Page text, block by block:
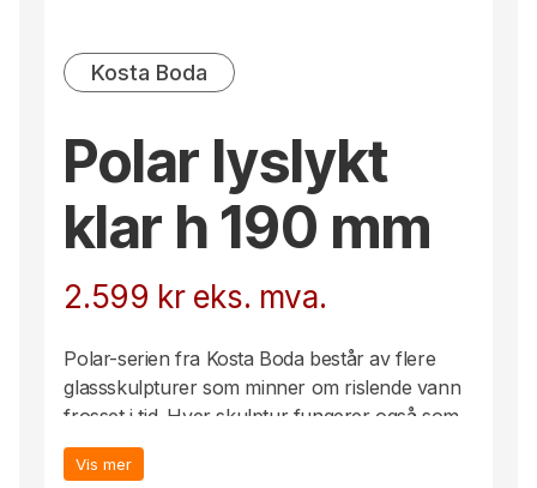
Kosta Boda
Polar lyslykt
klar h 190 mm
2.599 kr eks. mva.
Polar-serien fra Kosta Boda består av flere
glassskulpturer som minner om rislende vann
frosset i tid. Hver skulptur fungerer også som
en lyslykt, hvor det klare glasset blir en bærer
av lyset. Polar er et arkivprodukt opprinnelig
Vis mer